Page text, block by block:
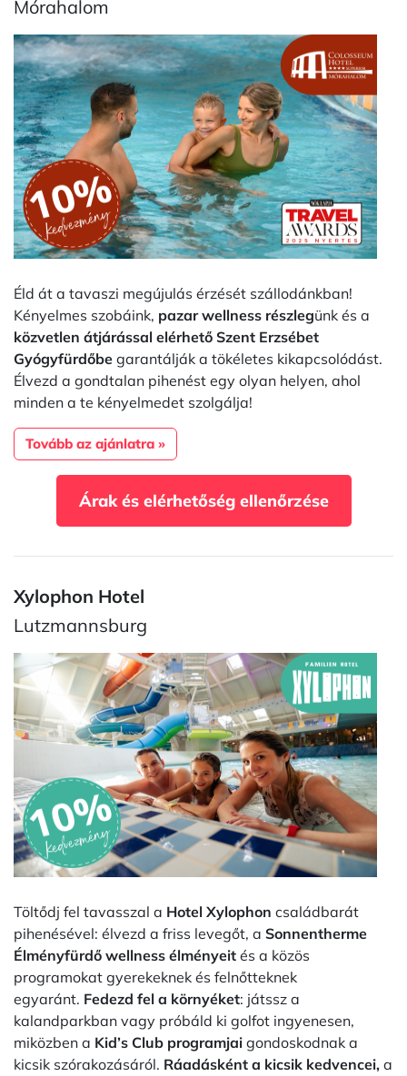
Mórahalom
Éld át a tavaszi megújulás érzését szállodánkban!
Kényelmes szobáink, pazar wellness részlegünk és a
közvetlen átjárással elérhető Szent Erzsébet
Gyógyfürdőbe garantálják a tökéletes kikapcsolódást.
Élvezd a gondtalan pihenést egy olyan helyen, ahol
minden a te kényelmedet szolgálja!
Tovább az ajánlatra »
Árak és elérhetőség ellenőrzése
Xylophon Hotel
Lutzmannsburg
Töltődj fel tavasszal a Hotel Xylophon családbarát
pihenésével: élvezd a friss levegőt, a Sonnentherme
Élményfürdő wellness élményeit és a közös
programokat gyerekeknek és felnőtteknek
egyaránt. Fedezd fel a környéket: játssz a
kalandparkban vagy próbáld ki golfot ingyenesen,
miközben a Kid’s Club programjai gondoskodnak a
kicsik szórakozásáról. Ráadásként a kicsik kedvencei, a